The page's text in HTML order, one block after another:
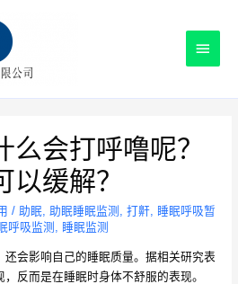
主
么会打呼噜呢？
缓解？
/ 助眠, 助眠睡眠监测 打鼾, 睡眠呼吸暂
呼吸监测 睡眠监测
会影响自己的睡眠质量。据相关研究表
反而是在睡眠时身体不舒服的表现。